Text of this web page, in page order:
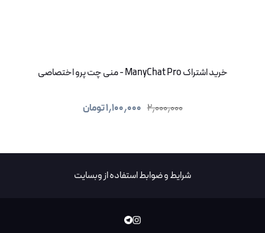
خرید اشتراک ManyChat Pro - منی چت پرو اختصاصی
۲٫۰۰۰٫۰۰۰ ۱٫۱۰۰٫۰۰۰تومان
شرایط و ضوابط استفاده از وبسایت